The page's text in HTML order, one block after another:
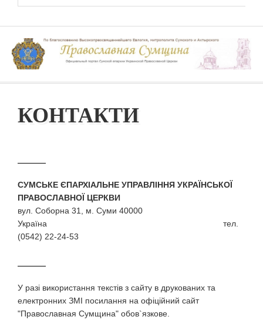
КОНТАКТИ
СУМСЬКЕ ЄПАРХІАЛЬНЕ УПРАВЛІННЯ УКРАЇНСЬКОЇ
ПРАВОСЛАВНОЇ ЦЕРКВИ
вул. Соборна 31, м. Суми 40000
Україна тел.
(0542) 22-24-53
У разi використання текстiв з сайту в друкованих та
електронних ЗМI посилання на офіційний сайт
"Православная Сумщина" обов`язкове.